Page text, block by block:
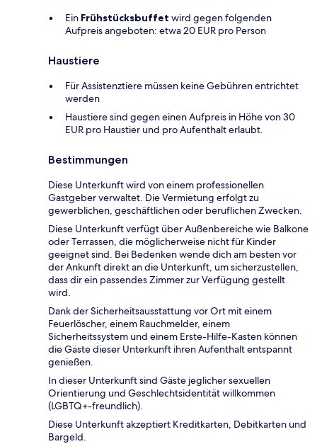
Ein Frühstücksbuffet wird gegen folgenden
Aufpreis angeboten: etwa 20 EUR pro Person
Haustiere
Für Assistenztiere müssen keine Gebühren entrichtet
werden
Haustiere sind gegen einen Aufpreis in Höhe von 30
EUR pro Haustier und pro Aufenthalt erlaubt.
Bestimmungen
Diese Unterkunft wird von einem professionellen
Gastgeber verwaltet. Die Vermietung erfolgt zu
gewerblichen, geschäftlichen oder beruflichen Zwecken.
Diese Unterkunft verfügt über Außenbereiche wie Balkone
oder Terrassen, die möglicherweise nicht für Kinder
geeignet sind. Bei Bedenken wende dich am besten vor
der Ankunft direkt an die Unterkunft, um sicherzustellen,
dass dir ein passendes Zimmer zur Verfügung gestellt
wird.
Dank der Sicherheitsausstattung vor Ort mit einem
Feuerlöscher, einem Rauchmelder, einem
Sicherheitssystem und einem Erste-Hilfe-Kasten können
die Gäste dieser Unterkunft ihren Aufenthalt entspannt
genießen.
In dieser Unterkunft sind Gäste jeglicher sexuellen
Orientierung und Geschlechtsidentität willkommen
(LGBTQ+-freundlich).
Diese Unterkunft akzeptiert Kreditkarten, Debitkarten und
Bargeld.